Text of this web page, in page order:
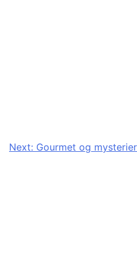
Next: Gourmet og mysterier